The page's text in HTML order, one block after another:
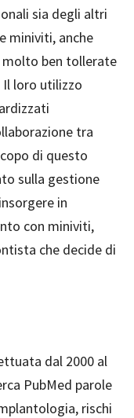
sia degli altri
miniviti, anche
ben tollerate
loro utilizzo
tra
di questo
sulla gestione
in
con miniviti,
che decide di
dal 2000 al
PubMed parole
rischi